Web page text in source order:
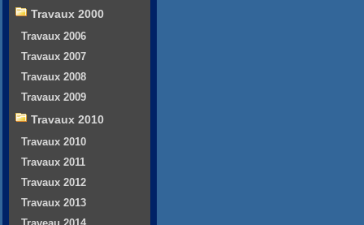
Travaux 2000
Travaux 2006
Travaux 2007
Travaux 2008
Travaux 2009
Travaux 2010
Travaux 2010
Travaux 2011
Travaux 2012
Travaux 2013